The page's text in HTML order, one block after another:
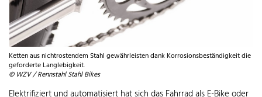
Ketten aus nichtrostendem Stahl gewährleisten dank Korrosionsbeständigkeit die
geforderte Langlebigkeit.
© WZV / Rennstahl Stahl Bikes
Elektrifiziert und automatisiert hat sich das Fahrrad als E-Bike oder